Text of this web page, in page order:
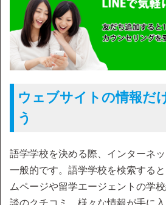
ウェブサイトの情報だ
う
語学学校を決める際、インターネ
一般的です。語学学校を検索する
ムページや留学エージェントの学